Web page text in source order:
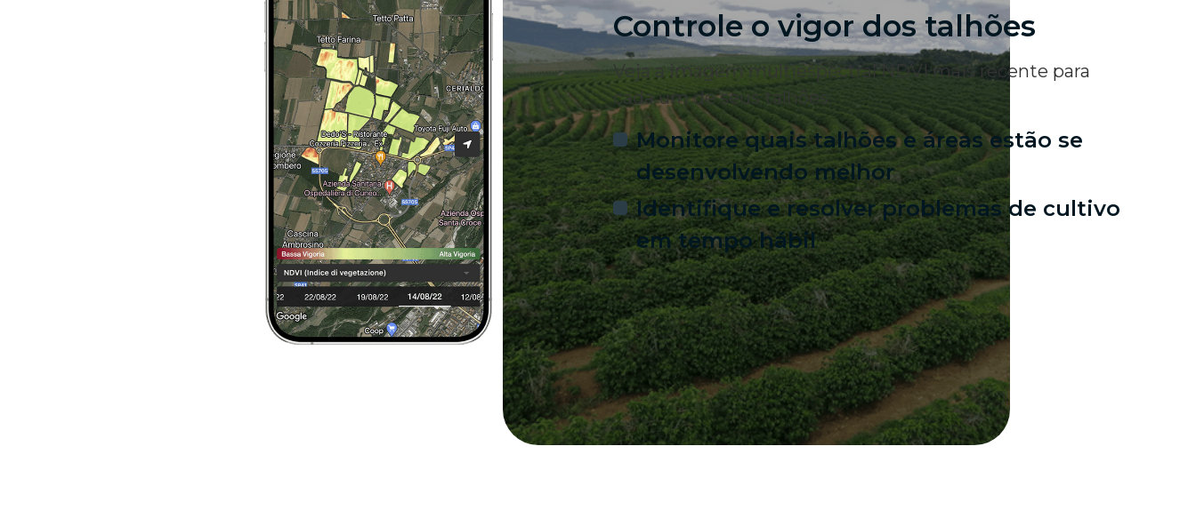
Controle o vigor dos talhões
Veja a imagem multiespectral NDVI mais recente para
cada um de seus talhões:
Monitore quais talhões e áreas estão se
desenvolvendo melhor
Identifique e resolver problemas de cultivo
em tempo hábil